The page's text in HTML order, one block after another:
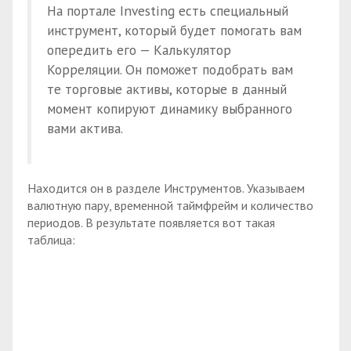
На портале Investing есть специальный
инструмент, который будет помогать вам
опередить его — Калькулятор
Корреляции. Он поможет подобрать вам
те торговые активы, которые в данный
момент копируют динамику выбранного
вами актива.
Находится он в разделе Инструментов. Указываем
валютную пару, временной таймфрейм и количество
периодов. В результате появляется вот такая
таблица: